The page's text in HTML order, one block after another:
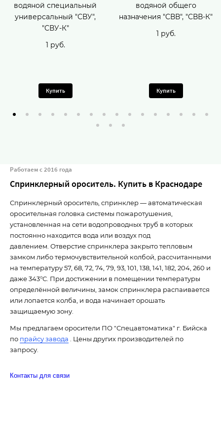
водяной специальный
универсальный "СВУ",
"СВУ-К"
1 руб.
Купить
водяной общего
назначения "СВВ", "СВВ-К"
1 руб.
Купить
Работаем с 2016 года
Спринклерный ороситель. Купить в Краснодаре
Спринклерный ороситель, спринклер — автоматическая
оросительная головка системы пожаротушения,
установленная на сети водопроводных труб в которых
постоянно находится вода или воздух под
давлением. Отверстие спринклера закрыто тепловым
замком либо термочувствительной колбой, рассчитанными
на температуру 57, 68, 72, 74, 79, 93, 101, 138, 141, 182, 204, 260 и
даже 343°С. При достижении в помещении температуры
определённой величины, замок спринклера распаивается
или лопается колба, и вода начинает орошать
защищаемую зону.
Мы предлагаем оросители ПО "Спецавтоматика" г. Бийска
по прайсу завода . Цены других производителей по
запросу.
Контакты для связи